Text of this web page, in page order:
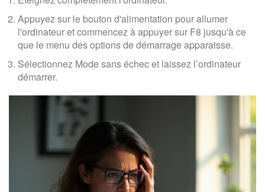
Appuyez sur le bouton d'alimentation pour allumer
l'ordinateur et commencez à appuyer sur F8 jusqu'à ce
que le menu des options de démarrage apparaisse.
Sélectionnez Mode sans échec et laissez l’ordinateur
démarrer.